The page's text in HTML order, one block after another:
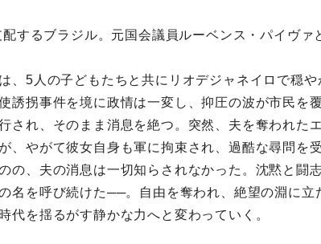
するブラジル。元国会議員ルーベンス・パイヴァ
、5⼈の⼦どもたちと共にリオデジャネイロで穏
誘拐事件を境に政情は⼀変し、抑圧の波が市⺠を覆
され、そのまま消息を絶つ。突然、夫を奪われたエ
、やがて彼⼥⾃⾝も軍に拘束され、過酷な尋問を
の、夫の消息は⼀切知らされなかった。沈黙と闘
名を呼び続けた──。⾃由を奪われ、絶望の淵に⽴
代を揺るがす静かな⼒へと変わっていく。